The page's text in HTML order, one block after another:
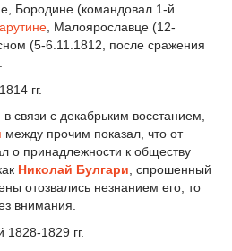
Бородине (командовал 1-й
, Малоярославце (12-
(5-6.11.1812, после сражения
гг.
связи с декабрьким восстанием,
между прочим показал, что от
о принадлежности к обществу
Николай Булгари, спрошенный
отозвались незнанием его, то
внимания.
1828-1829 гг.